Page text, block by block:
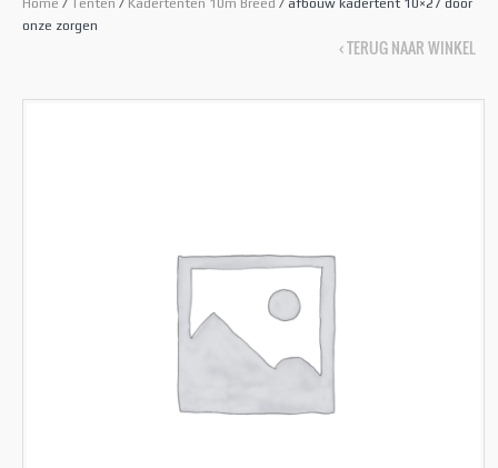
Home / Tenten / Kadertenten 10m Breed / afbouw kadertent 10×27 door
onze zorgen
‹ TERUG NAAR WINKEL